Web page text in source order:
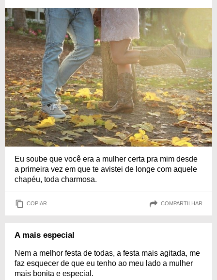
Eu soube que você era a mulher certa pra mim desde
a primeira vez em que te avistei de longe com aquele
chapéu, toda charmosa.
COPIAR COMPARTILHAR
A mais especial
Nem a melhor festa de todas, a festa mais agitada, me
faz esquecer de que eu tenho ao meu lado a mulher
mais bonita e especial.